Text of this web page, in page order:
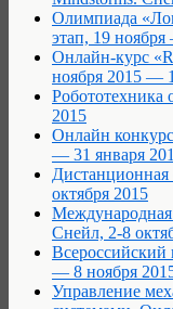
Олимпиада
этап, 19
Онлайн-курс
ноября 2015 —
Робототехника
2015
Онлайн
— 31 января
октября 2015
Международная
Снейл, 2-8
— 8 ноября
Управление